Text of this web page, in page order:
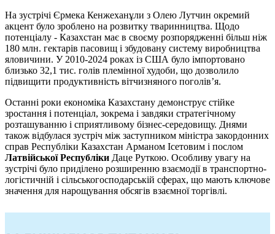
На зустрічі Єрмека Кенжеханұли з Олею Лутчин окремий
акцент було зроблено на розвитку тваринництва. Щодо
потенціалу - Казахстан має в своєму розпорядженні більш ніж
180 млн. гектарів пасовищ і збудовану систему виробництва
яловичини. У 2010-2024 роках із США було імпортовано
близько 32,1 тис. голів племінної худоби, що дозволило
підвищити продуктивність вітчизняного поголів’я.
Останні роки економіка Казахстану демонструє стійке
зростання і потенціал, зокрема і завдяки стратегічному
розташуванню і сприятливому бізнес-середовищу. Днями
також відбулася зустріч між заступником міністра закордонних
справ Республіки Казахстан Арманом Ісетовим і послом
Латвійської Республіки Даце Руткою. Особливу увагу на
зустрічі було приділено розширенню взаємодії в транспортно-
логістичній і сільськогосподарській сферах, що мають ключове
значення для нарощування обсягів взаємної торгівлі.